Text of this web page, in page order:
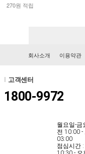
270원 적립
회사소개 이용약관
고객센터
1800-9972
월요일-금
전 10:00 -
03:00
점심시간